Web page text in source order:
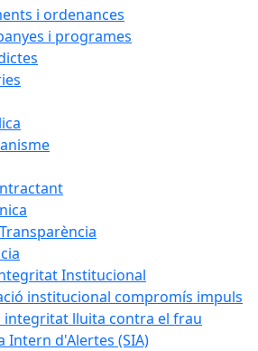
i ordenances
i programes
Institucional
institucional compromís impuls
integritat lluita contra el frau
Intern d'Alertes (SIA)